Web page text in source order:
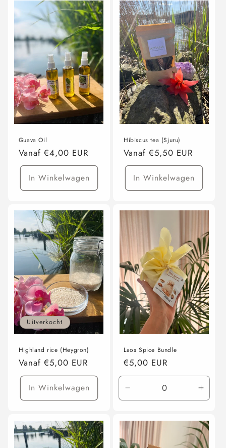
25
gram
25
gram
Guava Oil
Normale
prijs
Vanaf €4,00 EUR
In Winkelwagen
Hibiscus tea (Sjuru)
Normale
prijs
Vanaf €5,50 EUR
In Winkelwagen
Uitverkocht
Highland rice (Heygron)
Normale
prijs
Vanaf €5,00 EUR
In Winkelwagen
Laos Spice Bundle
Normale
prijs
€5,00 EUR
verlagen
25
gram
25
gram